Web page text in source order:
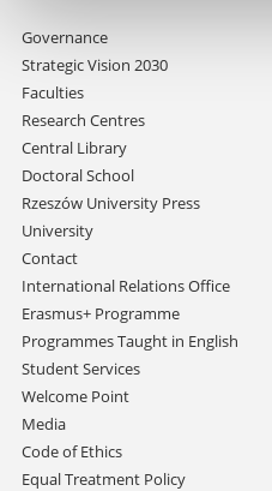
Skip
navigation
Governance
Strategic Vision 2030
Faculties
Research Centres
Central Library
Doctoral School
Rzeszów University Press
University
Contact
International Relations Office
Erasmus+ Programme
Programmes Taught in English
Student Services
Welcome Point
Media
Code of Ethics
Equal Treatment Policy